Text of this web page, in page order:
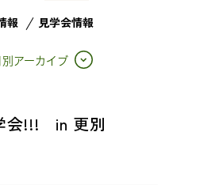
報 見学会情報
別アーカイブ
会!!! in 更別